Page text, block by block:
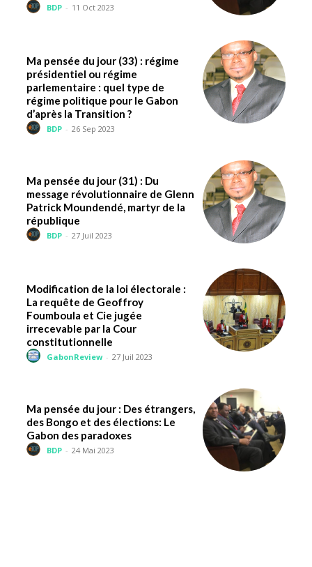
BDP - 11 Oct 2023
Ma pensée du jour (33) : régime
présidentiel ou régime
parlementaire : quel type de
régime politique pour le Gabon
d’après la Transition ?
BDP - 26 Sep 2023
Ma pensée du jour (31) : Du
message révolutionnaire de Glenn
Patrick Moundendé, martyr de la
république
BDP - 27 Juil 2023
Modification de la loi électorale :
La requête de Geoffroy
Foumboula et Cie jugée
irrecevable par la Cour
constitutionnelle
GabonReview - 27 Juil 2023
Ma pensée du jour : Des étrangers,
des Bongo et des élections: Le
Gabon des paradoxes
BDP - 24 Mai 2023